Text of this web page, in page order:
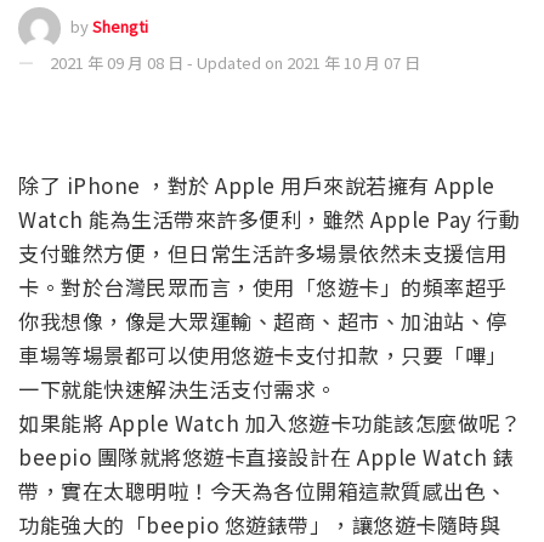
byShengti
2021 年 09 月 08 日 - Updated on 2021 年 10 月 07 日
除了 iPhone ，對於 Apple 用戶來說若擁有 Apple
Watch 能為生活帶來許多便利，雖然 Apple Pay 行動
支付雖然方便，但日常生活許多場景依然未支援信用
卡。對於台灣民眾而言，使用「悠遊卡」的頻率超乎
你我想像，像是大眾運輸、超商、超市、加油站、停
車場等場景都可以使用悠遊卡支付扣款，只要「嗶」
一下就能快速解決生活支付需求。
如果能將 Apple Watch 加入悠遊卡功能該怎麼做呢？
beepio 團隊就將悠遊卡直接設計在 Apple Watch 錶
帶，實在太聰明啦！今天為各位開箱這款質感出色、
功能強大的「beepio 悠遊錶帶」，讓悠遊卡隨時與